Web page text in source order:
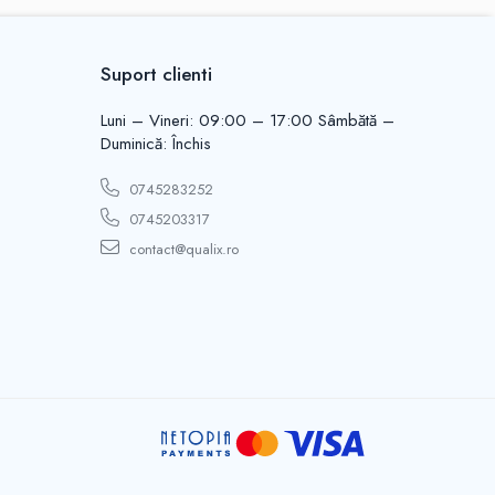
Suport clienti
Luni – Vineri: 09:00 – 17:00 Sâmbătă –
Duminică: Închis
0745283252
0745203317
contact@qualix.ro